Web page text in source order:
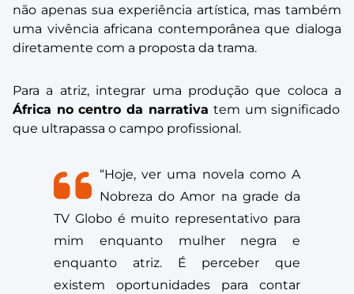
não apenas sua experiência artística, mas também
uma vivência africana contemporânea que dialoga
diretamente com a proposta da trama.
Para a atriz, integrar uma produção que coloca a
África no centro da narrativatem um significado
que ultrapassa o campo profissional.
“Hoje, ver uma novela como A
Nobreza do Amor na grade da
TV Globo é muito representativo para
mim enquanto mulher negra e
enquanto atriz. É perceber que
existem oportunidades para contar